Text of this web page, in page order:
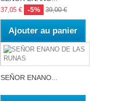
37,05 € -5% 39,00 €
Ajouter au panier
SEÑOR ENANO...